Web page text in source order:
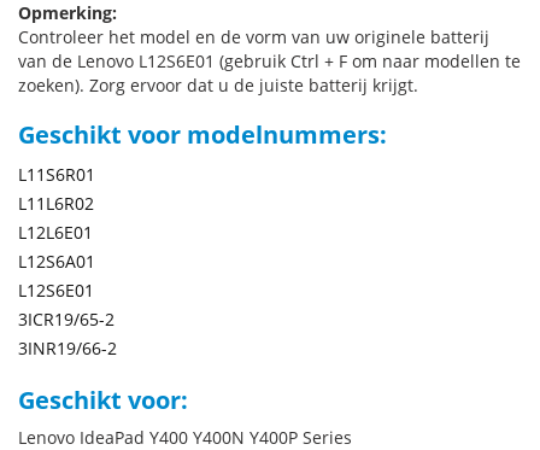
Opmerking:
Controleer het model en de vorm van uw originele batterij
van de Lenovo L12S6E01 (gebruik Ctrl + F om naar modellen te
zoeken). Zorg ervoor dat u de juiste batterij krijgt.
Geschikt voor modelnummers:
L11S6R01
L11L6R02
L12L6E01
L12S6A01
L12S6E01
3ICR19/65-2
3INR19/66-2
Geschikt voor:
Lenovo IdeaPad Y400 Y400N Y400P Series